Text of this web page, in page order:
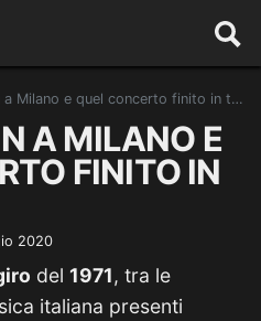
Milano e quel concerto finito in tragedia
A MILANO E
FINITO IN
2020
del 1971, tra le
italiana presenti